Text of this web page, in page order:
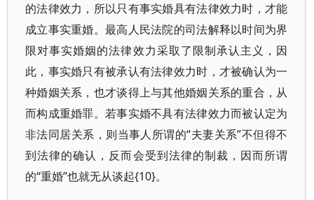
的法律效力，所以只有事实婚具有法律效力时，才能
成立事实重婚。最高人民法院的司法解释以时间为界
限对事实婚姻的法律效力采取了限制承认主义，因
此，事实婚只有被承认有法律效力时，才被确认为一
种婚姻关系，也才谈得上与其他婚姻关系的重合，从
而构成重婚罪。若事实婚不具有法律效力而被认定为
非法同居关系，则当事人所谓的“夫妻关系”不但得不
到法律的确认，反而会受到法律的制裁，因而所谓
的“重婚”也就无从谈起{10}。